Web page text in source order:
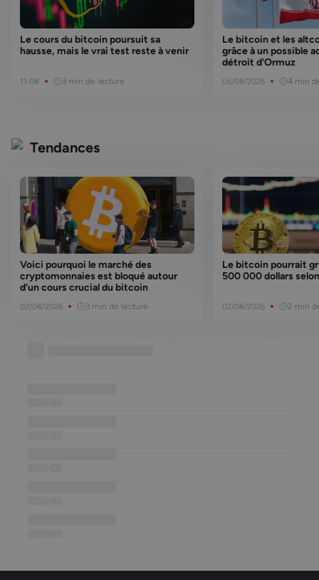
Le cours du bitcoin poursuit sa
hausse, mais le vrai test reste à venir
11:08 3 min de lecture
Le bitcoin et les
grâce à un possible
détroit d’Ormuz
05/08/2026 4 min
Tendances
Voici pourquoi le marché des
cryptomonnaies est bloqué autour
d’un cours crucial du bitcoin
02/08/2026 3 min de lecture
Le bitcoin pourrait
500 000 dollars
02/08/2026 2 min